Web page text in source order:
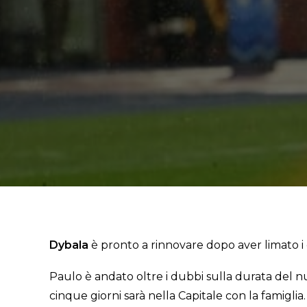
Dybala è pronto a rinnovare dopo aver limato
Paulo è andato oltre i dubbi sulla durata del
cinque giorni sarà nella Capitale con la famiglia.